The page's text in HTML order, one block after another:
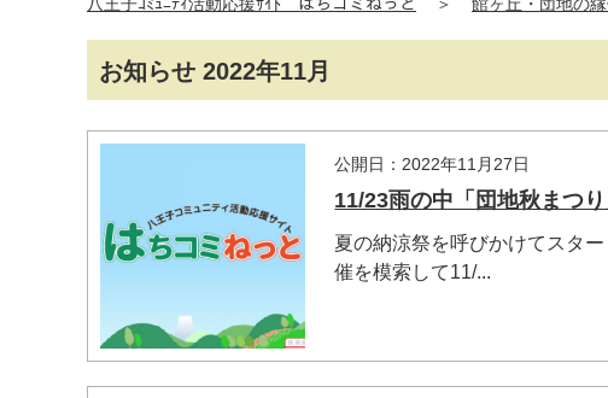
お知らせ 2022年11月
公開日：2022年11月27日
11/23雨の中「団地秋まつ
夏の納涼祭を呼びかけてスタ
催を模索して11/...